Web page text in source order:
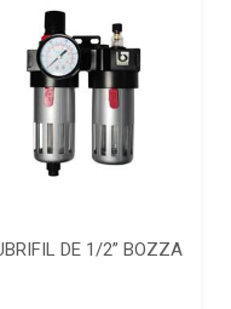
DE 1/2” BOZZA